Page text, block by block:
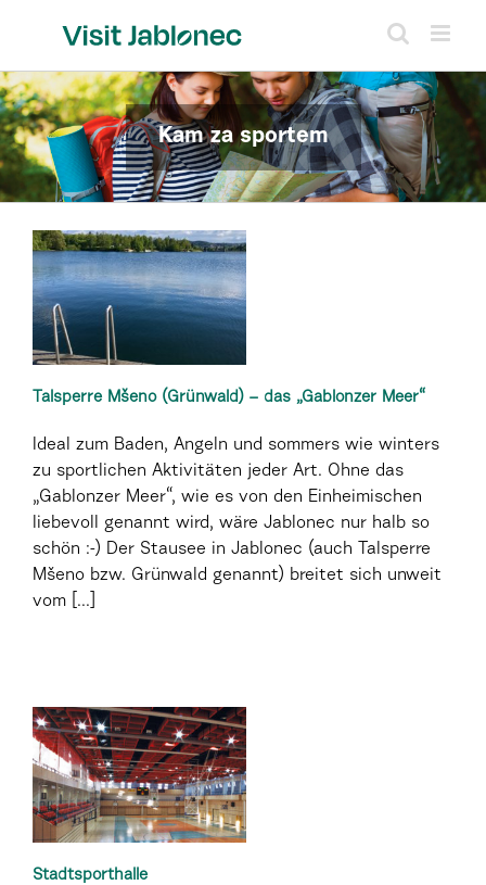
Kam za sportem
Talsperre Mšeno (Grünwald) – das „Gablonzer Meer“
Ideal zum Baden, Angeln und sommers wie winters
zu sportlichen Aktivitäten jeder Art. Ohne das
„Gablonzer Meer“, wie es von den Einheimischen
liebevoll genannt wird, wäre Jablonec nur halb so
schön :-) Der Stausee in Jablonec (auch Talsperre
Mšeno bzw. Grünwald genannt) breitet sich unweit
vom [...]
Stadtsporthalle